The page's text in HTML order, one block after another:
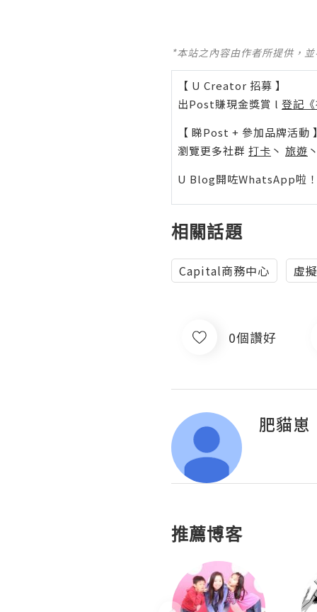
*本站之內容由作者所提供，
【 U Creator 招募 】
出Post賺現金獎賞 l 登記
【 睇Post + 參加品牌活動
瀏覽更多社群 打卡 丶 旅遊
U Blog開咗WhatsApp啦
相關話題
Capital商務中心 虛
0個讚好
肥貓崽
推薦博客